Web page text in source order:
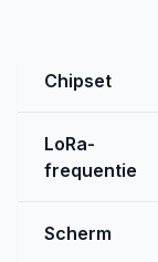
Chipset
LoRa-
frequentie
Scherm